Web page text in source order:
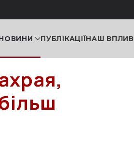
ПУБЛІКАЦІЇНАШ ВПЛИВ